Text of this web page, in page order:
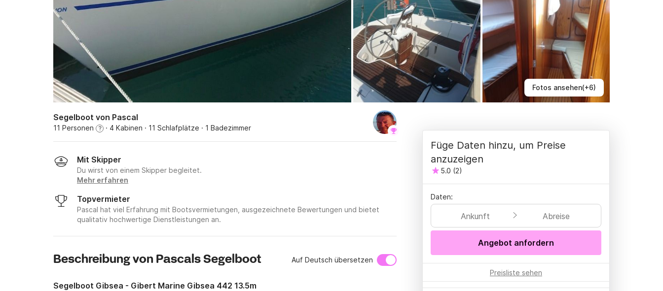
Fotos ansehen(+6)
Segelboot von Pascal
11 Personen ? · 4 Kabinen · 11 Schlafplätze · 1 Badezimmer
Mit Skipper
Du wirst von einem Skipper begleitet.
Mehr erfahren
Topvermieter
Pascal hat viel Erfahrung mit Bootsvermietungen, ausgezeichnete Bewertungen und bietet
qualitativ hochwertige Dienstleistungen an.
Beschreibung von Pascals Segelboot Auf Deutsch übersetzen
Segelboot Gibsea - Gibert Marine Gibsea 442 13.5m
Füge Daten hinzu, um Preise
anzuzeigen
5.0 (2)
Daten:
Ankunft Abreise
Angebot anfordern
Preisliste sehen